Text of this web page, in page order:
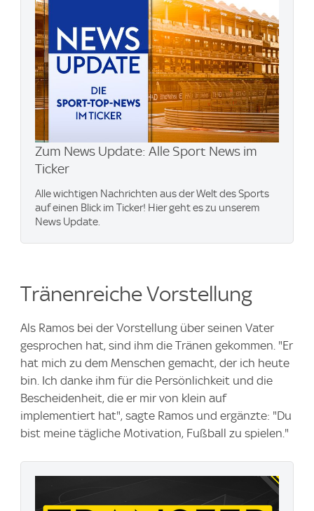
Zum News Update: Alle Sport News im
Ticker
Alle wichtigen Nachrichten aus der Welt des Sports
auf einen Blick im Ticker! Hier geht es zu unserem
News Update.
Tränenreiche Vorstellung
Als Ramos bei der Vorstellung über seinen Vater
gesprochen hat, sind ihm die Tränen gekommen. "Er
hat mich zu dem Menschen gemacht, der ich heute
bin. Ich danke ihm für die Persönlichkeit und die
Bescheidenheit, die er mir von klein auf
implementiert hat", sagte Ramos und ergänzte: "Du
bist meine tägliche Motivation, Fußball zu spielen."